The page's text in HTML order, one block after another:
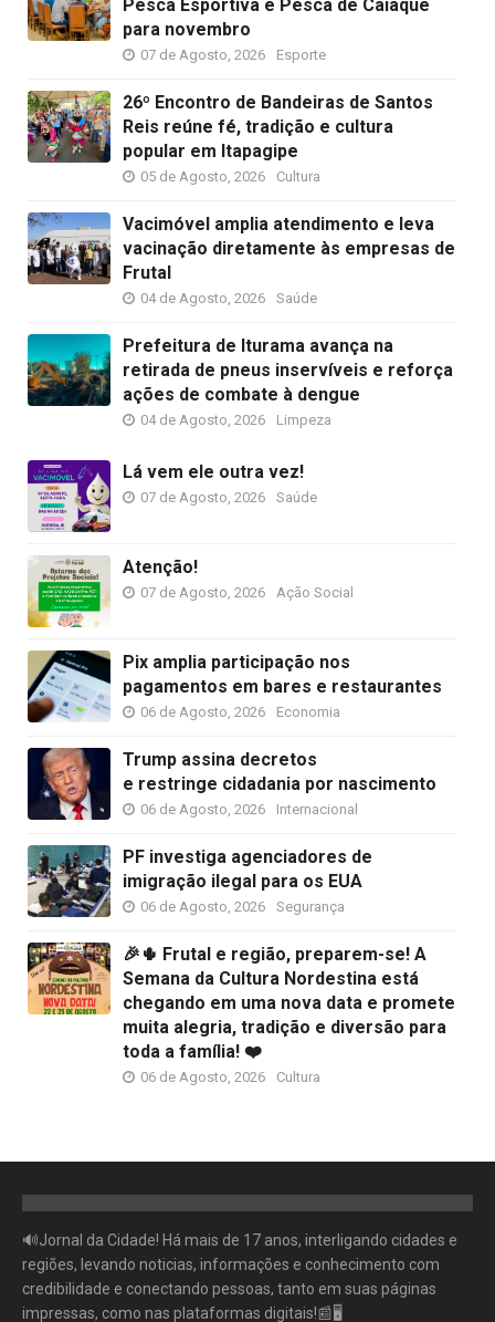
Pesca Esportiva e Pesca de Caiaque
para novembro
07 de Agosto, 2026 Esporte
26º Encontro de Bandeiras de Santos
Reis reúne fé, tradição e cultura
popular em Itapagipe
05 de Agosto, 2026 Cultura
Vacimóvel amplia atendimento e leva
vacinação diretamente às empresas de
Frutal
04 de Agosto, 2026 Saúde
Prefeitura de Iturama avança na
retirada de pneus inservíveis e reforça
ações de combate à dengue
04 de Agosto, 2026 Limpeza
Lá vem ele outra vez!
07 de Agosto, 2026 Saúde
Atenção!
07 de Agosto, 2026 Ação Social
Pix amplia participação nos
pagamentos em bares e restaurantes
06 de Agosto, 2026 Economia
Trump assina decretos
e restringe cidadania por nascimento
06 de Agosto, 2026 Internacional
PF investiga agenciadores de
imigração ilegal para os EUA
06 de Agosto, 2026 Segurança
🎉🌵 Frutal e região, preparem-se! A
Semana da Cultura Nordestina está
chegando em uma nova data e promete
muita alegria, tradição e diversão para
toda a família! ❤️
06 de Agosto, 2026 Cultura
🔊Jornal da Cidade! Há mais de 17 anos, interligando cidades e
regiões, levando noticias, informações e conhecimento com
credibilidade e conectando pessoas, tanto em suas páginas
impressas, como nas plataformas digitais!📰🖥